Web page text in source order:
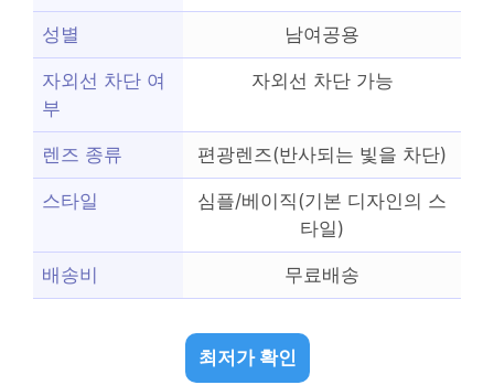
성별 남여공용
자외선 차단 여
부
자외선 차단 가능
렌즈 종류 편광렌즈(반사되는 빛을 차단)
스타일
심플/베이직(기본 디자인의 스
타일)
배송비 무료배송
최저가 확인